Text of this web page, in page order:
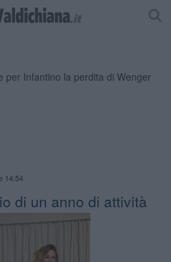
14:54
di un anno di attività